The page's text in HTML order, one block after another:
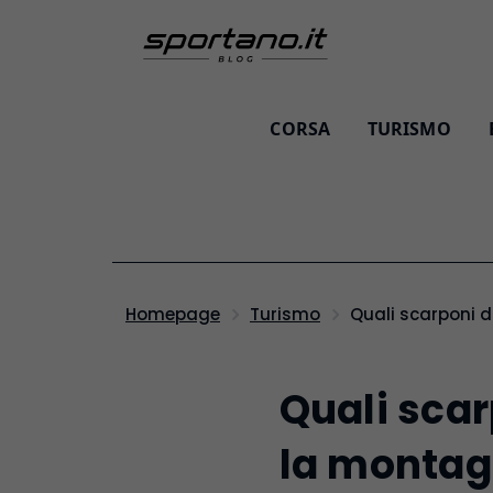
CORSA TURISMO
Homepage Turismo Quali
Quali
la